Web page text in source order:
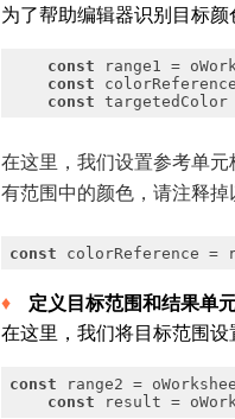
为了帮助编辑器识别目标
const range1 =
const
const
在这里，我们设置参考单
有范围中的颜色，请注释掉
const colorReference =
定义目标范围和结果单
在这里，我们将目标范围设
const range2 =
const result =